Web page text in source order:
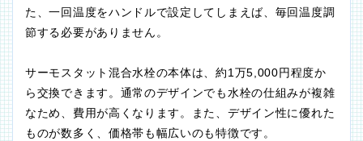
た、一回温度をハンドルで設定してしまえば、毎回温度調
節する必要がありません。
サーモスタット混合水栓の本体は、約1万5,000円程度か
ら交換できます。通常のデザインでも水栓の仕組みが複雑
なため、費用が高くなります。また、デザイン性に優れた
ものが数多く、価格帯も幅広いのも特徴です。